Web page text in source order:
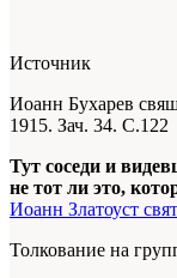
Источник
Иоанн Бухарев
1915. Зач. 34. С.122
Тут соседи и
не тот ли это,
Иоанн Златоуст
Толкование на